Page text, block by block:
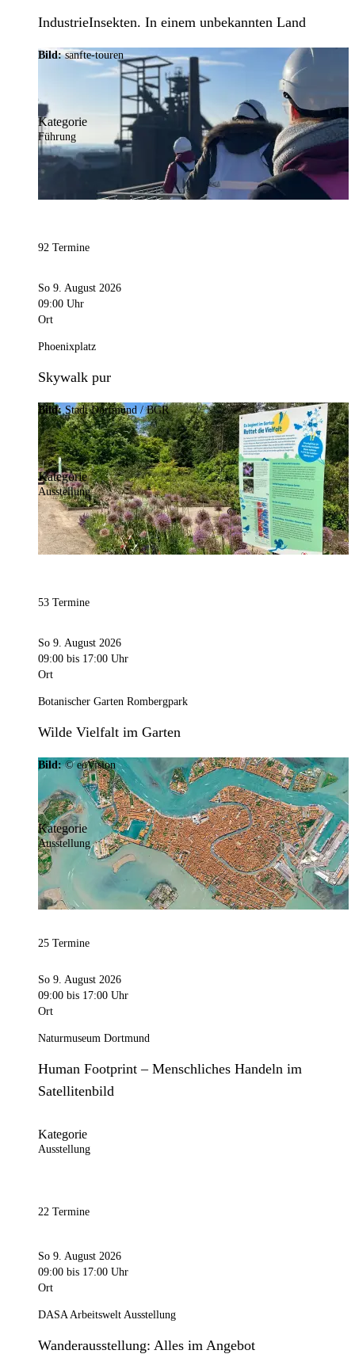
IndustrieInsekten. In einem unbekannten Land
Bild:sanfte-touren
Kategorie
Führung
92 Termine
So 9. August 2026
09:00 Uhr
Ort
Phoenixplatz
Skywalk pur
Bild: Stadt Dortmund / BGR
Kategorie
Ausstellung
53 Termine
So 9. August 2026
09:00 bis 17:00 Uhr
Ort
Botanischer Garten Rombergpark
Wilde Vielfalt im Garten
Bild:© eoVision
Kategorie
Ausstellung
25 Termine
So 9. August 2026
09:00 bis 17:00 Uhr
Ort
Naturmuseum Dortmund
Human Footprint – Menschliches Handeln im
Satellitenbild
Kategorie
Ausstellung
22 Termine
So 9. August 2026
09:00 bis 17:00 Uhr
Ort
DASA Arbeitswelt Ausstellung
Wanderausstellung: Alles im Angebot